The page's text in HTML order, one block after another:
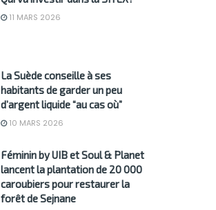
11 MARS 2026
La Suède conseille à ses
habitants de garder un peu
d’argent liquide “au cas où”
10 MARS 2026
Féminin by UIB et Soul & Planet
lancent la plantation de 20 000
caroubiers pour restaurer la
forêt de Sejnane